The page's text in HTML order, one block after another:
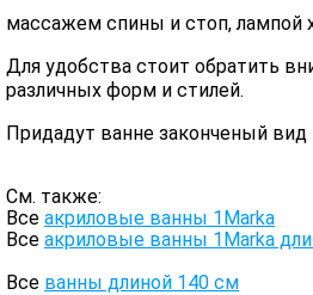
массажем спины и стоп, лампой
Для удобства стоит обратить
различных форм и стилей.
Придадут ванне законченый
См. также:
Все акриловые ванны 1Marka
Все акриловые ванны 1Marka
Все ванны длиной 140 см